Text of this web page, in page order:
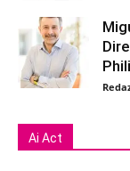
Ai Act